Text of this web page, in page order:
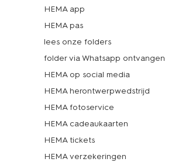
in de buurt. In de winkel bekijk je de
bestek zelf, zodat je precies weet
Bestel je liever online? Dan heb
Dat is echt HEMA.
HEMA app
HEMA pas
lees onze folders
folder via Whatsapp ontvangen
HEMA op social media
HEMA herontwerpwedstrijd
HEMA fotoservice
HEMA cadeaukaarten
HEMA tickets
HEMA verzekeringen